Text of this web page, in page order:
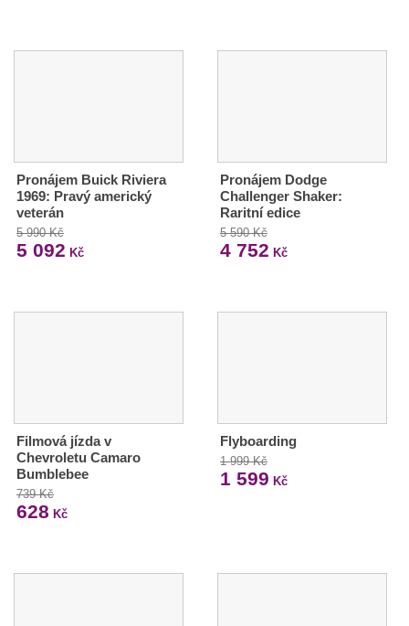
Pronájem Buick Riviera
1969: Pravý americký
veterán
5 990 Kč
5 092 Kč
Pronájem Dodge
Challenger Shaker:
Raritní edice
5 590 Kč
4 752 Kč
Filmová jízda v
Chevroletu Camaro
Bumblebee
739 Kč
628 Kč
Flyboarding
1 999 Kč
1 599 Kč